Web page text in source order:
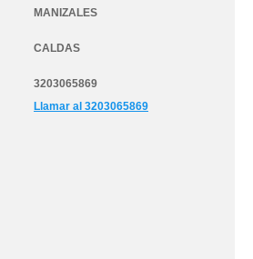
MANIZALES
CALDAS
3203065869
Llamar al 3203065869